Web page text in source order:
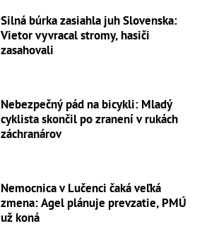
Silná búrka zasiahla juh Slovenska:
Vietor vyvracal stromy, hasiči
zasahovali
Nebezpečný pád na bicykli: Mladý
cyklista skončil po zranení v rukách
záchranárov
Nemocnica v Lučenci čaká veľká
zmena: Agel plánuje prevzatie, PMÚ
už koná